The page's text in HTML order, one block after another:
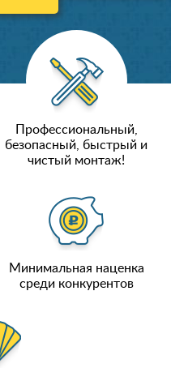
Профессиональный,
безопасный, быстрый и
чистый монтаж!
Минимальная наценка
среди конкурентов